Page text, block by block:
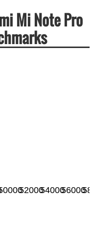
Mi Note Pro
520005400056000